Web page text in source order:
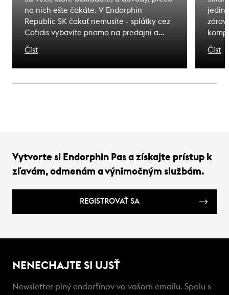
na nich ešte čakáte. V Endorphin
Republic SK čakať nemusíte - splátky cez
Cofidis vybavíte priamo na predajni a
odídete s tým, čo ste si vybrali. Zážitky, na
ktoré čakáte sú bližšie, ako si myslíte.
Číst Číst
Vytvorte si Endorphin Pas a získajte prístup k
zľavám, odmenám a výnimočným službám.
REGISTROVAŤ SA
NENECHAJTE SI UJSŤ
Newsletter plný endorfínov vo vašom emailu. Spolu s